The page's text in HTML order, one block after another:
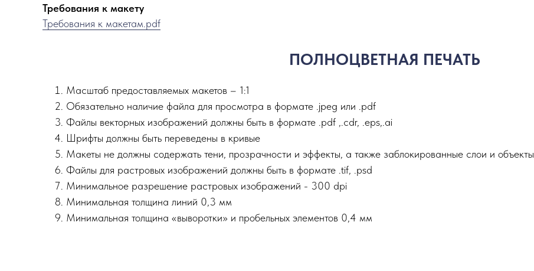
Требования к макету
Требования к макетам.pdf
ПОЛНОЦВЕТНАЯ ПЕЧАТЬ
Масштаб предоставляемых макетов – 1:1
Обязательно наличие файла для просмотра в формате .jpeg или .pdf
Файлы векторных изображений должны быть в формате .pdf ,.сdr, .eps,.ai
Шрифты должны быть переведены в кривые
Макеты не должны содержать тени, прозрачности и эффекты, а также заблокированные слои и объекты
Файлы для растровых изображений должны быть в формате .tif, .psd
Минимальное разрешение растровых изображений - 300 dpi
Минимальная толщина линий 0,3 мм
Минимальная толщина «выворотки» и пробельных элементов 0,4 мм